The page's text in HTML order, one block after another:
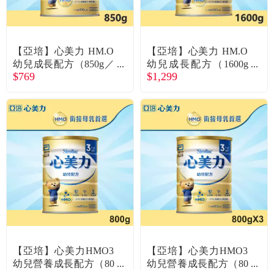
名人嚴選
優惠活動
關於我們
合作提案
購物流程
會員專區
常見問題
折價券、紅利說明
【亞培】心美力 HM.O
幼兒成長配方（850g／
罐）
$769
【亞培】心美力 HM.O
幼兒成長配方（1600g
／罐）
$1,299
【亞培】心美力HMO3
幼兒營養成長配方（80
【亞培】心美力HMO3
幼兒營養成長配方（80